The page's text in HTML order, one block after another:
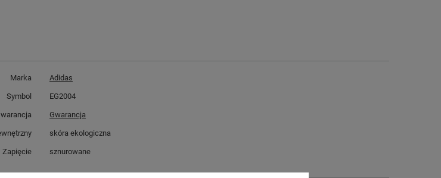
Marka Adidas
Symbol EG2004
Gwarancja
skóra ekologiczna
Zapięcie sznurowane